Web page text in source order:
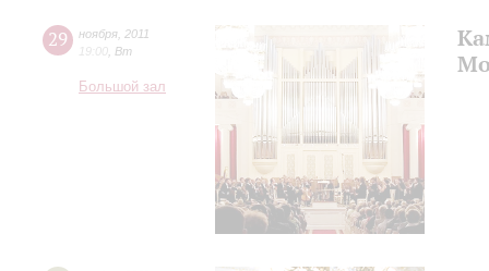
29 ноября 2011
19:00
Вт
Большой зал